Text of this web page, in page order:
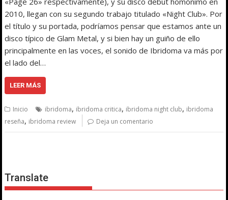
2010, llegan con su segundo trabajo titulado «Night Club». Por
el título y su portada, podríamos pensar que estamos ante un
disco típico de Glam Metal, y si bien hay un guiño de ello
principalmente en las voces, el sonido de Ibridoma va más por
el lado del…
LEER MÁS
Inicio ibridoma, ibridoma critica, ibridoma night club, ibridoma
reseña, ibridoma review Deja un comentario
Translate